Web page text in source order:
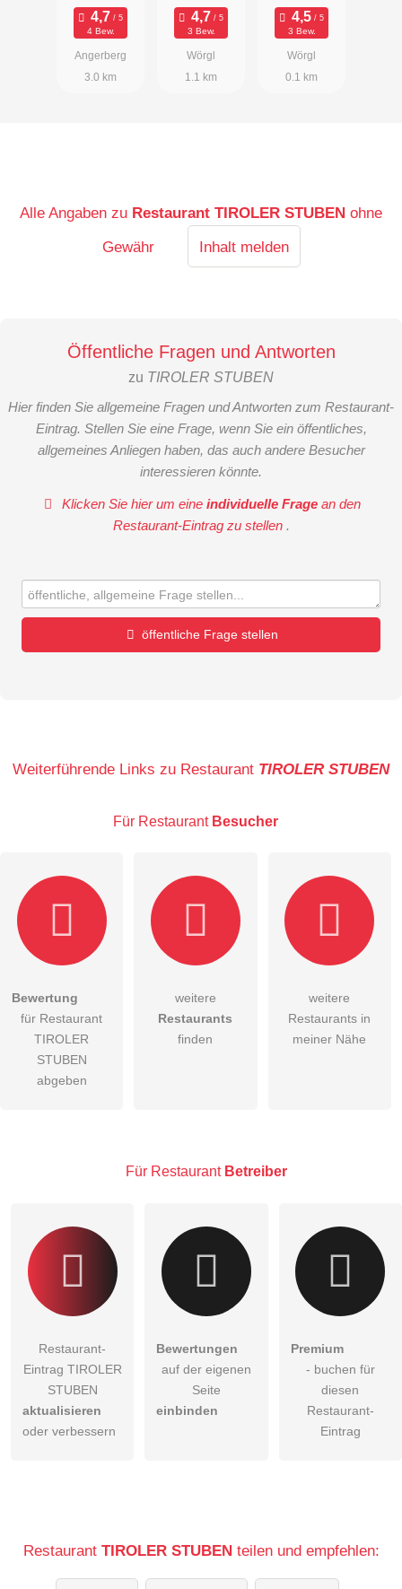
4 Bew.
Angerberg
3.0 km
3 Bew.
Wörgl
1.1 km
3 Bew.
Wörgl
0.1 km
Alle Angaben zu Restaurant TIROLER STUBEN ohne
Gewähr
Inhalt melden
Öffentliche Fragen und Antworten
zu TIROLER STUBEN
Hier finden Sie allgemeine Fragen und Antworten zum Restaurant-
Eintrag. Stellen Sie eine Frage, wenn Sie ein öffentliches,
allgemeines Anliegen haben, das auch andere Besucher
interessieren könnte.
Klicken Sie hier um eineindividuelle Frage an den
Restaurant-Eintrag zu stellen .
öffentliche Frage stellen
E-Mail-Adresse (wird nicht veröffentlicht)
Hiermit akzeptiere ich dieAGB
Die Datenschutzerklärung habe ich zur Kenntnis genommen.
öffentliche Frage stellen
Klicken Sie hier um eineindividuelle Frage
Weiterführende Links zu Restaurant TIROLER STUBEN
Für Restaurant Besucher
Bewertung
für Restaurant
TIROLER
STUBEN
abgeben
weitere
Restaurants
finden
weitere
Restaurants in
meiner Nähe
Für Restaurant Betreiber
Restaurant-
Eintrag TIROLER
STUBEN
aktualisieren
oder verbessern
Bewertungen
auf der eigenen
Seite
einbinden
Premium
- buchen für
diesen
Restaurant-
Eintrag
Restaurant TIROLER STUBENteilen und empfehlen: